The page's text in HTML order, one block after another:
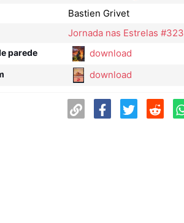
Bastien Grivet
Jornada nas Estrelas #323
parede download
download